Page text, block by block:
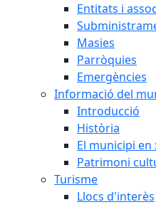
Entitats i
Masies
Parròquies
Emergències
Informació del
Introducció
Història
El municipi en
Patrimoni
Turisme
Llocs d'interès